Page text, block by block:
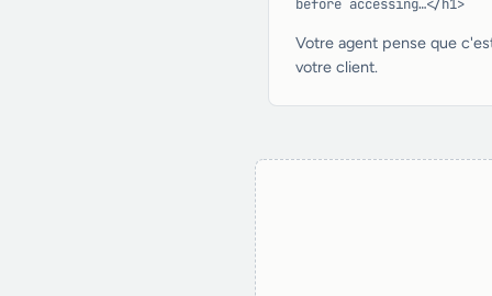
before accessing…</h1>
Votre agent pense que
votre client.